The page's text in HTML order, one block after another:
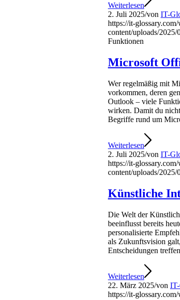
Weiterlesen
2. Juli 2025/von IT-
https://it-
content/uploads/2025/
Funktionen
Microsoft
Wer regelmäßig mit
vorkommen, deren
Outlook – viele
wirken. Damit du
Begriffe rund um
Weiterlesen
2. Juli 2025/von IT-
https://it-
content/uploads/2025/
Künstliche
Die Welt der
beeinflusst bereits
personalisierte
als Zukunftsvision
Entscheidungen
Weiterlesen
22. März 2025/von
https://it-